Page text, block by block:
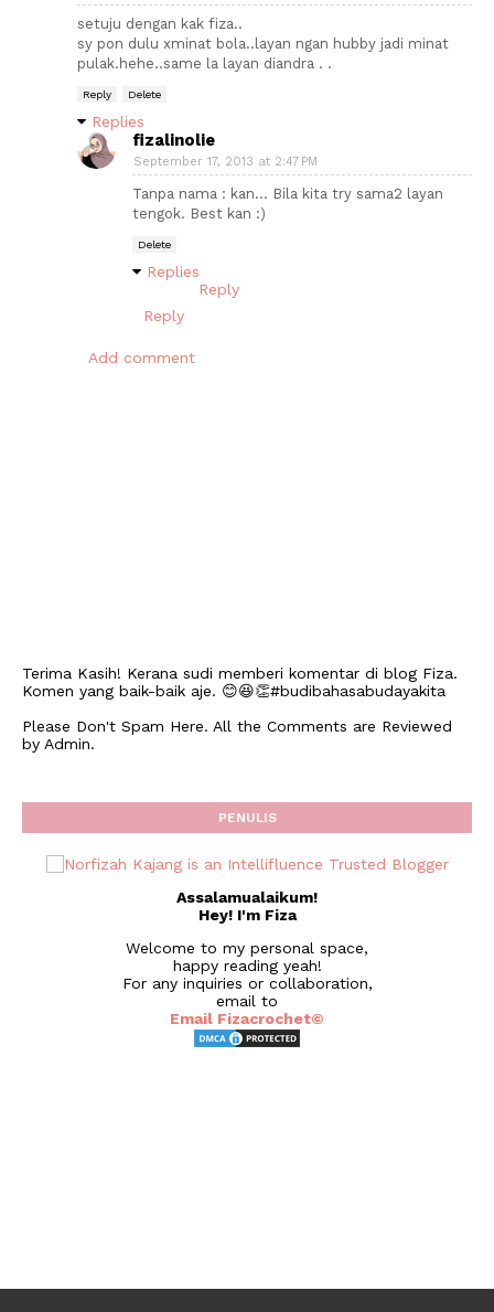
setuju dengan kak fiza..
sy pon dulu xminat bola..layan ngan hubby jadi minat
pulak.hehe..same la layan diandra . .
Reply Delete
Replies
fizalinolie
September 17, 2013 at 2:47 PM
Tanpa nama : kan... Bila kita try sama2 layan
tengok. Best kan :)
Delete
Replies
Reply
Reply
Add comment
Terima Kasih! Kerana sudi memberi komentar di blog Fiza.
Komen yang baik-baik aje. 😊😆👏#budibahasabudayakita
Please Don't Spam Here. All the Comments are Reviewed
by Admin.
PENULIS
Assalamualaikum!
Hey! I'm Fiza
Welcome to my personal space,
happy reading yeah!
For any inquiries or collaboration,
email to
Email Fizacrochet©